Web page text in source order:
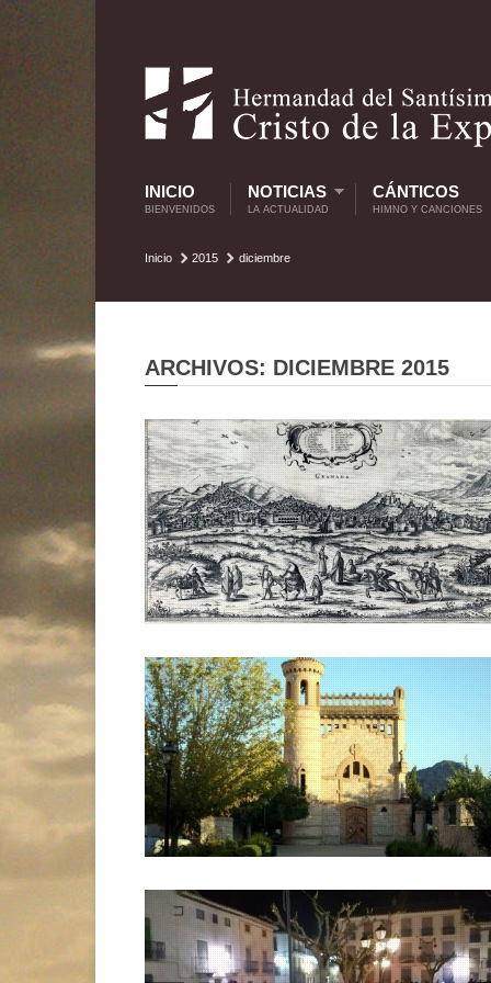
INICIO
BIENVENIDOS
NOTICIAS
LA ACTUALIDAD
CÁNTICOS
HIMNO Y CANCIONES
Inicio 2015 diciembre
ARCHIVOS: DICIEMBRE 2015